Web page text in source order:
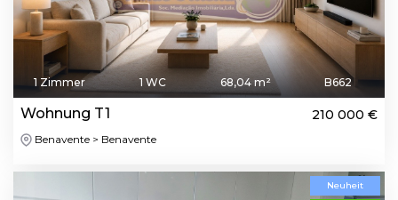
1 Zimmer 1 WC 68,04 m² B662
Wohnung T1 210 000 €
Benavente > Benavente
Neuheit